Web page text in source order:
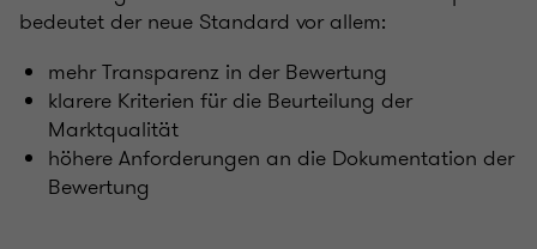
bedeutet der neue Standard vor allem:
mehr Transparenz in der Bewertung
klarere Kriterien für die Beurteilung der
Marktqualität
höhere Anforderungen an die Dokumentation der
Bewertung